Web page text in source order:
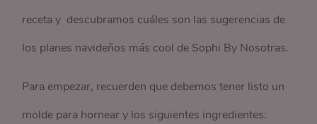
receta y descubramos cuáles son las sugerencias de
los planes navideños más cool de Sophi By Nosotras.
Para empezar, recuerden que debemos tener listo un
molde para hornear y los siguientes ingredientes: